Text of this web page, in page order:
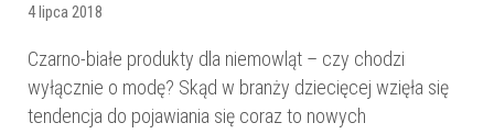
4 lipca 2018
Czarno-białe produkty dla niemowląt – czy chodzi
wyłącznie o modę? Skąd w branży dziecięcej wzięła się
tendencja do pojawiania się coraz to nowych